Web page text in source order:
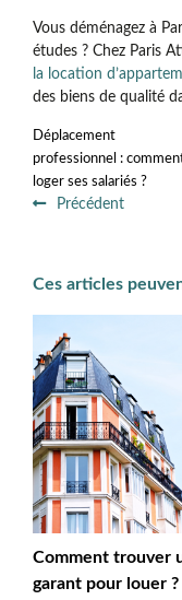
Vous déménagez à
études ? Chez Paris
la location
des biens de qualité
Déplacement
professionnel :
loger ses salariés ?
Précédent
Ces articles
Comment trouver
garant pour louer ?